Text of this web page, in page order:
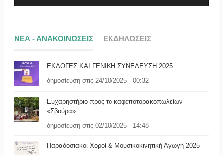
ΝΕΑ - ΑΝΑΚΟΙΝΩΣΕΙΣ ΕΚΔΗΛΩΣΕΙΣ
ΕΚΛΟΓΕΣ ΚΑΙ ΓΕΝΙΚΗ ΣΥΝΕΛΕΥΣΗ 2025
δημοσίευση στις 24/10/2025 - 00:32
Ευχαρηστήριο προς το καφεποτορακοπωλείων
«Σβούρα»
δημοσίευση στις 02/10/2025 - 14:48
Παραδοσιακοί Χοροί & Μουσικοκινητική Αγωγή 2025